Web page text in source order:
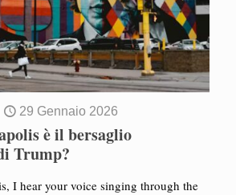
29 Gennaio 2026
è il bersaglio
Trump?
I hear your voice singing through the